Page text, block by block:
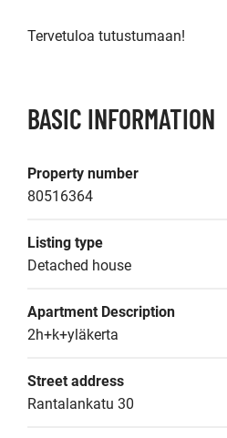
Tervetuloa tutustumaan!
BASIC INFORMATION
Property number
80516364
Listing type
Detached house
Apartment Description
2h+k+yläkerta
Street address
Rantalankatu 30